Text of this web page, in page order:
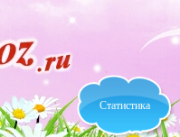
Статистика